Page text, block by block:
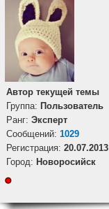
Автор текущей темы
Группа: Пользователь
Ранг: Эксперт
Cообщений: 1029
Регистрация: 20.07.2013
Город: Новоросийск